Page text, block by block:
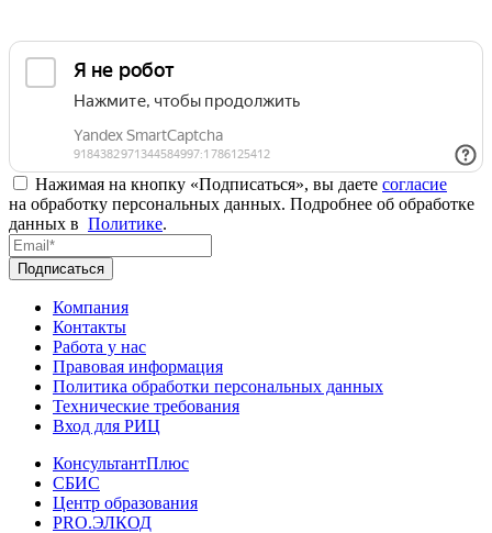
Нажимая на кнопку «Подписаться», вы даете согласие
на обработку персональных данных. Подробнее об обработке
данных в Политике.
Подписаться
Компания
Контакты
Работа у нас
Правовая информация
Политика обработки персональных данных
Технические требования
Вход для РИЦ
КонсультантПлюс
СБИС
Центр образования
PRO.ЭЛКОД